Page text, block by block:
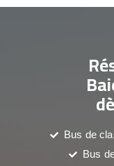
Bus de
Bus